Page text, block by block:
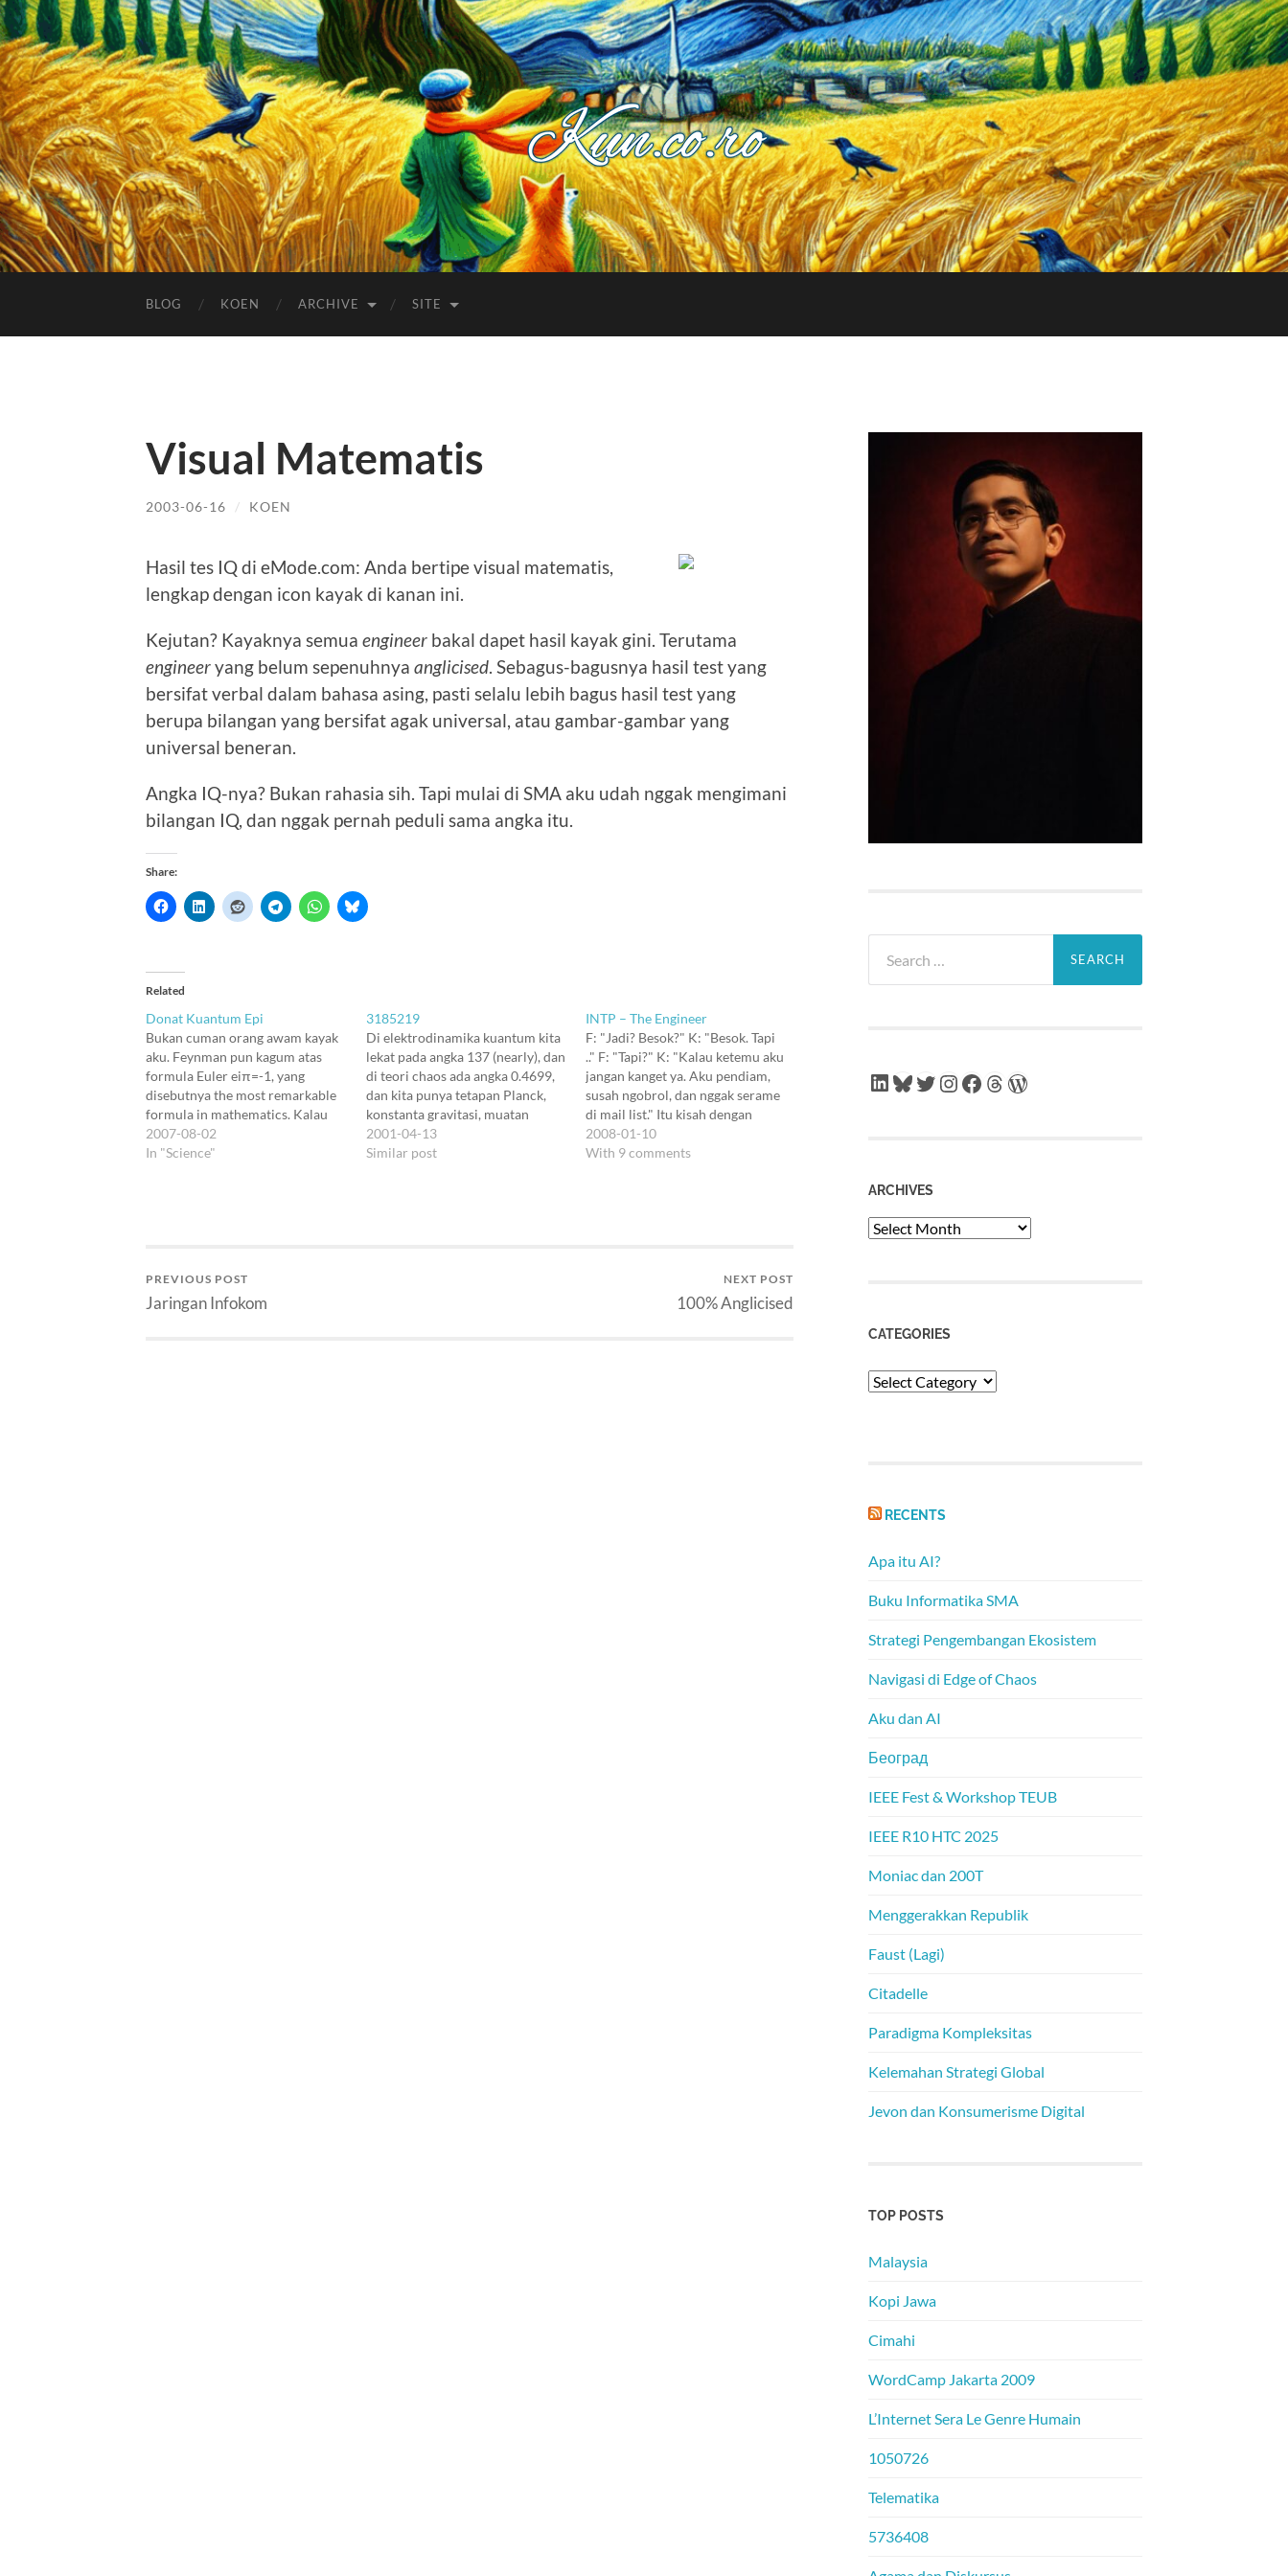
Kuncoro++
BLOG KOEN ARCHIVE SITE
Visual Matematis
2003-06-16 / KOEN
Hasil tes IQ di eMode.com: Anda bertipe visual matematis,
lengkap dengan icon kayak di kanan ini.
Kejutan? Kayaknya semua engineer bakal dapet hasil kayak gini. Terutama
engineeryang belum sepenuhnya anglicised . Sebagus-bagusnya hasil test yang
bersifat verbal dalam bahasa asing, pasti selalu lebih bagus hasil test yang
berupa bilangan yang bersifat agak universal, atau gambar-gambar yang
universal beneran.
Angka IQ-nya? Bukan rahasia sih. Tapi mulai di SMA aku udah nggak mengimani
bilangan IQ, dan nggak pernah peduli sama angka itu.
Share:
Related
Donat Kuantum Epi
Bukan cuman orang awam kayak
aku. Feynman pun kagum atas
formula Euler eiπ=-1, yang
disebutnya the most remarkable
formula in mathematics. Kalau
ditulis sebagai eiπ+1=0, formula
ini lengkap berisi lima angka ajaib
2007-08-02
In "Science"
3185219
Di elektrodinamika kuantum kita
lekat pada angka 137 (nearly), dan
di teori chaos ada angka 0.4699,
dan kita punya tetapan Planck,
konstanta gravitasi, muatan
elektron, dll. Tapi dari mana
angka-angka itu? Setiap kita
2001-04-13
Similar post
INTP – The Engineer
F: "Jadi? Besok?" K: "Besok. Tapi
.." F: "Tapi?" K: "Kalau ketemu aku
jangan kanget ya. Aku pendiam,
susah ngobrol, dan nggak serame
di mail list." Itu kisah dengan
seorang ikhwan dari Isnet 10
tahun yang lalu. Bukan sesuatu
2008-01-10
With 9 comments
PREVIOUS POST
Jaringan Infokom
NEXT POST
100% Anglicised
for:
LinkedIn
Bluesky
Twitter
Instagram
Facebook
Threads
WordPress
ARCHIVES
Archives
CATEGORIES
Categories
RECENTS
Apa itu AI?
Buku Informatika SMA
Strategi Pengembangan Ekosistem
Navigasi di Edge of Chaos
Aku dan AI
Београд
IEEE Fest & Workshop TEUB
IEEE R10 HTC 2025
Moniac dan 200T
Menggerakkan Republik
Faust (Lagi)
Citadelle
Paradigma Kompleksitas
Kelemahan Strategi Global
Jevon dan Konsumerisme Digital
TOP POSTS
Malaysia
Kopi Jawa
Cimahi
WordCamp Jakarta 2009
L’Internet Sera Le Genre Humain
1050726
Telematika
5736408